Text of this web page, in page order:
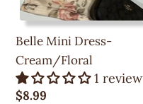
Belle Mini Dress-
Cream/Floral
1 review
Precio
$8.99